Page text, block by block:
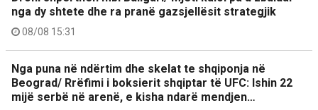
nga dy shtete dhe ra pranë gazsjellësit strategjik
08/08 15:31
Nga puna në ndërtim dhe skelat te shqiponja në
Beograd/ Rrëfimi i boksierit shqiptar të UFC: Ishin 22
mijë serbë në arenë, e kisha ndarë mendjen…